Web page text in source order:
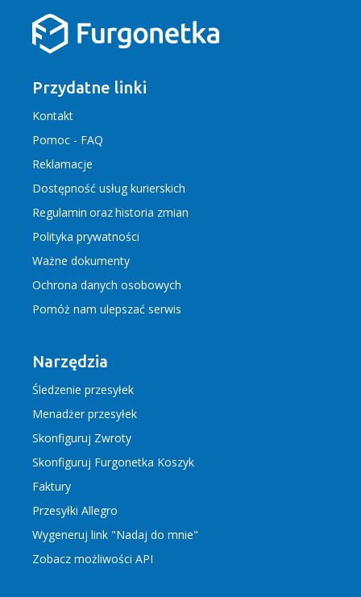
Przydatne linki
Kontakt
Pomoc - FAQ
Reklamacje
Dostępność usług kurierskich
Regulamin orazhistoria zmian
Polityka prywatności
Ważne dokumenty
Ochrona danych osobowych
Pomóż nam ulepszać serwis
Narzędzia
Śledzenie przesyłek
Menadżer przesyłek
Skonfiguruj Zwroty
Skonfiguruj Furgonetka Koszyk
Faktury
Przesyłki Allegro
Wygeneruj link "Nadaj do mnie"
Zobacz możliwości API